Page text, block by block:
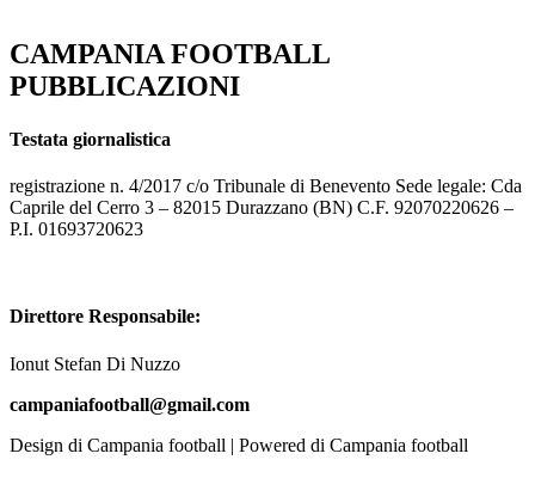
CAMPANIA FOOTBALL
PUBBLICAZIONI
Testata giornalistica
registrazione n. 4/2017 c/o Tribunale di Benevento Sede legale: Cda
Caprile del Cerro 3 – 82015 Durazzano (BN) C.F. 92070220626 –
P.I. 01693720623
Direttore Responsabile:
Ionut Stefan Di Nuzzo
campaniafootball@gmail.com
Design di Campania football | Powered di Campania football